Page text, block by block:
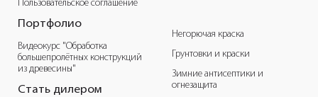
Пользовательское соглашение
Портфолио
Видеокурс "Обработка
большепролётных конструкций
из древесины"
Стать дилером
Негорючая краска
Грунтовки и краски
Зимние антисептики и
огнезащита